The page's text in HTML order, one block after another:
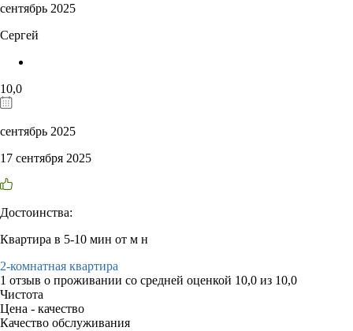
сентябрь 2025
Сергей
10,0
сентябрь 2025
17 сентября 2025
Достоинства:
Квартира в 5-10 мин от м н
2-комнатная квартира
1 отзыв о проживании со средней оценкой 10,0 из 10,0
Чистота
Цена - качество
Качество обслуживания